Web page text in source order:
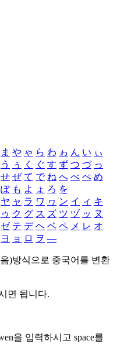
ま や ゃ ら わ ゎ ん い ぃ
う ぅ く ぐ す ず つ づ っ
せ ぜ て で ね へ べ ぺ め
ぽ も よ ょ ろ を
ヤ ャ ラ ワ ヮ ン イ ィ キ
ゥ ク グ ス ズ ツ ヅ ッ ヌ
ゼ テ デ ヘ ベ ペ メ レ オ
ヨ ョ ロ ヲ ―
)방식으로 중국어를 변환
면 됩니다.
을 입력하시고 space를